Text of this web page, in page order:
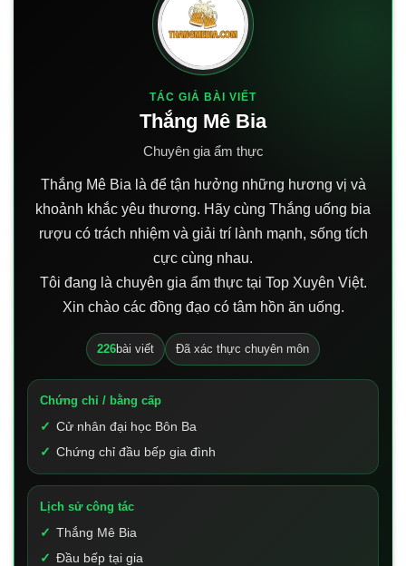
TÁC GIẢ BÀI VIẾT
Thắng Mê Bia
Chuyên gia ẩm thực
Thắng Mê Bia là để tận hưởng những hương vị và
khoảnh khắc yêu thương. Hãy cùng Thắng uống bia
rượu có trách nhiệm và giải trí lành mạnh, sống tích
cực cùng nhau.
Tôi đang là chuyên gia ẩm thực tại Top Xuyên Việt.
Xin chào các đồng đạo có tâm hồn ăn uống.
226bài viết Đã xác thực chuyên môn
Chứng chỉ / bằng cấp
Cử nhân đại học Bôn Ba
Chứng chỉ đầu bếp gia đình
Lịch sử công tác
Thắng Mê Bia
Đầu bếp tại gia